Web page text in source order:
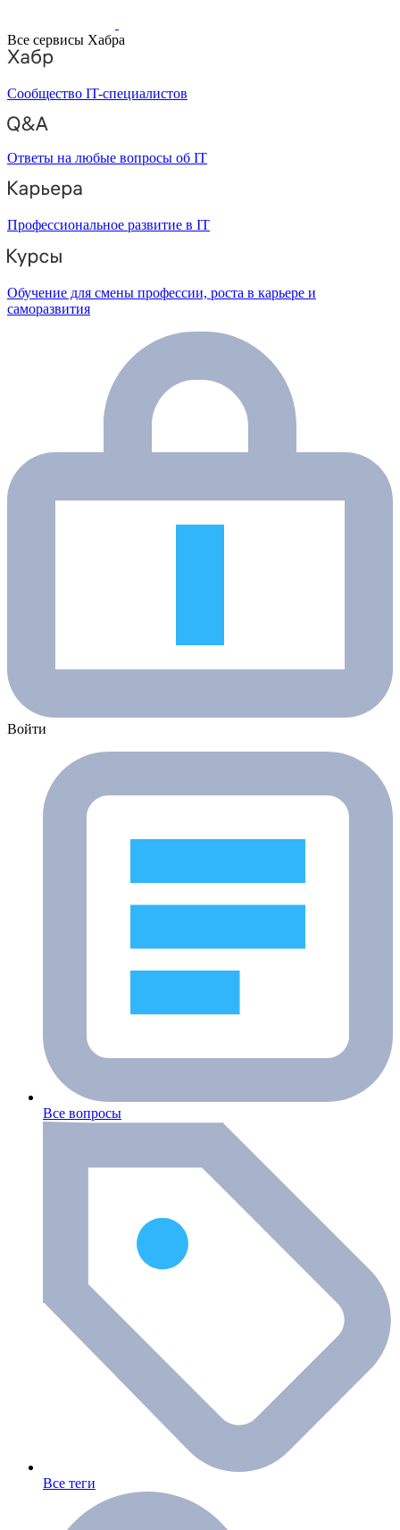
Все сервисы Хабра
Сообщество IT-специалистов
Ответы на любые вопросы об IT
Профессиональное развитие в IT
Обучение для смены профессии, роста в карьере и
саморазвития
Войти
Все вопросы
Все теги